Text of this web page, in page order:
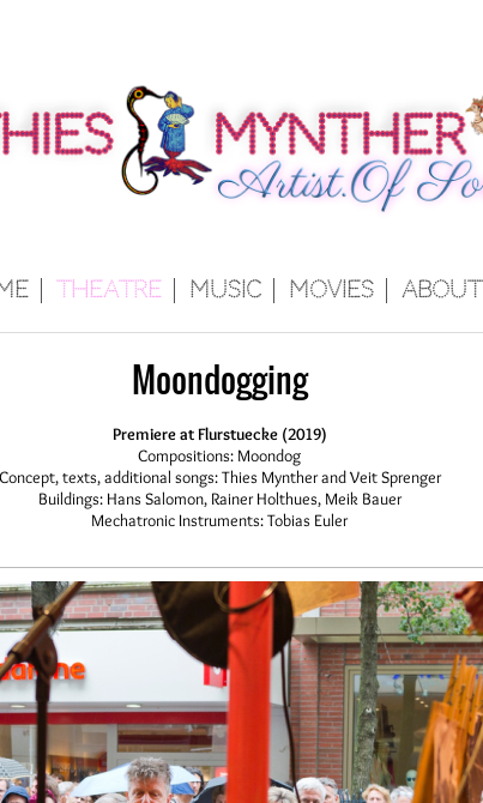
Theatre Music Movies About
Moondogging
Premiere at Flurstuecke (2019)
Compositions: Moondog
Concept, texts, additional songs: Thies Mynther and Veit Sprenger
Buildings: Hans Salomon, Rainer Holthues, Meik Bauer
Mechatronic Instruments: Tobias Euler